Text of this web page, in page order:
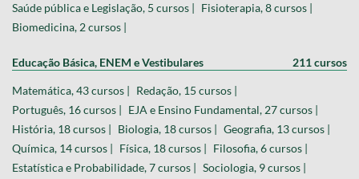
Saúde pública e Legislação, 5 cursos | Fisioterapia, 8 cursos |
Biomedicina, 2 cursos |
Educação Básica, ENEM e Vestibulares 211 cursos
Matemática, 43 cursos | Redação, 15 cursos |
Português, 16 cursos | EJA e Ensino Fundamental, 27 cursos |
História, 18 cursos | Biologia, 18 cursos | Geografia, 13 cursos |
Química, 14 cursos | Física, 18 cursos | Filosofia, 6 cursos |
Estatística e Probabilidade, 7 cursos | Sociologia, 9 cursos |